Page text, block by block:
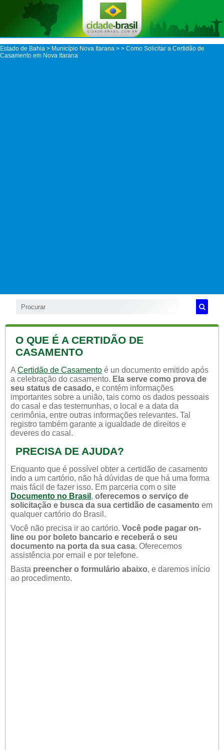
Estado de Bahia > Município Nova Itarana > > Como Solicitar a Certidão de
Casamento em Nova Itarana
O QUE É A CERTIDÃO DE
CASAMENTO
A Certidão de Casamento é un documento emitido após
a celebração do casamento. Ela serve como prova de
seu status de casado, e contém informações
importantes sobre a união, tais como os dados pessoais
do casal e das testemunhas, o local e a data da
cerimônia, entre outras informações relevantes. Tal
registro também garante a igualdade de direitos e
deveres do casal.
PRECISA DE AJUDA?
Enquanto que é possível obter a certidão de casamento
indo a um cartório, não há dúvidas de que há uma forma
mais fácil de fazer isso. Em parceria com o site
Documento no Brasil , oferecemos o serviço de
solicitação e busca da sua certidão de casamento em
qualquer cartório do Brasil.
Você não precisa ir ao cartório. Você pode pagar on-
line ou por boleto bancario e receberá o seu
documento na porta da sua casa. Oferecemos
assistência por email e por telefone.
Basta preencher o formulário abaixo, e daremos início
ao procedimento.